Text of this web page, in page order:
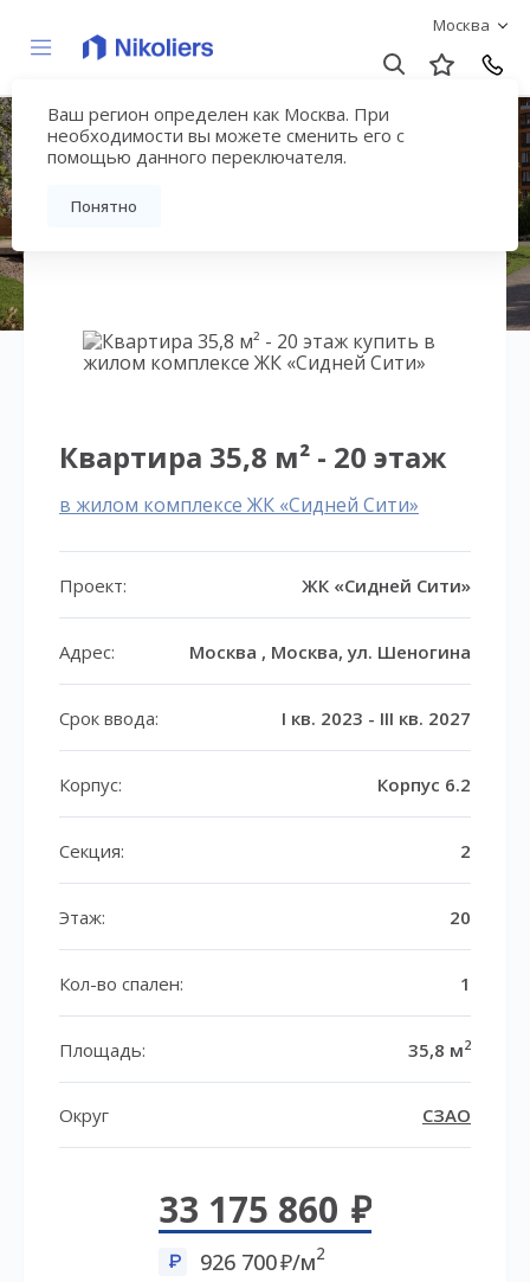
Москва
Ваш регион определен как Москва. При
необходимости вы можете сменить его с
помощью данного переключателя.
Понятно
ЖК «Сидней Сити»
Вернуться на страницу жилого комплекса
Квартира 35,8 м² - 20 этаж
в жилом комплексе ЖК «Сидней Сити»
Проект: ЖК «Сидней Сити»
Адрес: Москва , Москва, ул. Шеногина
Срок ввода: I кв. 2023 - III кв. 2027
Корпус: Корпус 6.2
Секция: 2
Этаж: 20
Кол-во спален: 1
Площадь: 35,8 м2
Округ СЗАО
33 175 860
926 700 /м2